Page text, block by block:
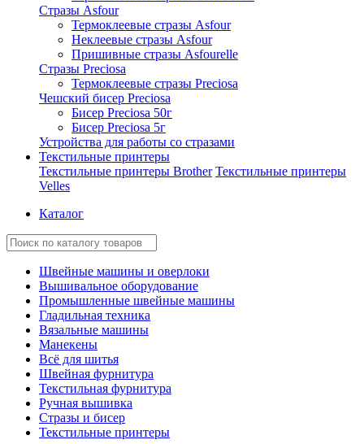
Стразы Asfour
Термоклеевые стразы Asfour
Неклеевые стразы Asfour
Пришивные стразы Asfourelle
Стразы Preciosa
Термоклеевые стразы Preciosa
Чешский бисер Preciosa
Бисер Preciosa 50г
Бисер Preciosa 5г
Устройства для работы со стразами
Текстильные принтеры
Текстильные принтеры Brother Текстильные принтеры
Velles
Каталог
Швейные машины и оверлоки
Вышивальное оборудование
Промышленные швейные машины
Гладильная техника
Вязальные машины
Манекены
Всё для шитья
Швейная фурнитура
Текстильная фурнитура
Ручная вышивка
Стразы и бисер
Текстильные принтеры